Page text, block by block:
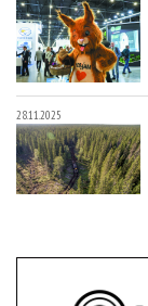
28.11.2025